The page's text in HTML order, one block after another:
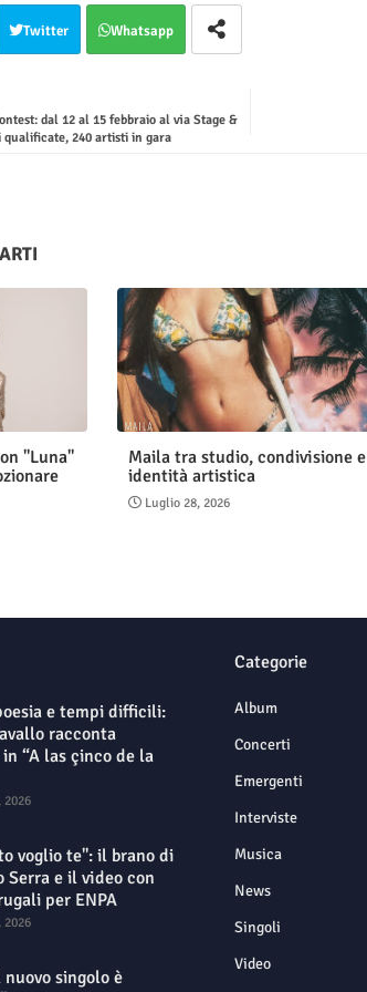
Twitter Whatsapp
dal 12 al 15 febbraio al via Stage &
qualificate, 240 artisti in gara
"Luna"
Maila tra studio, condivisione e
identità artistica
Luglio 28, 2026
e tempi difficili:
racconta
“A las çinco de la
2026
voglio te": il brano di
Serra e il video con
per ENPA
2026
nuovo singolo è
Categorie
Album
Concerti
Emergenti
Interviste
Musica
News
Singoli
Video